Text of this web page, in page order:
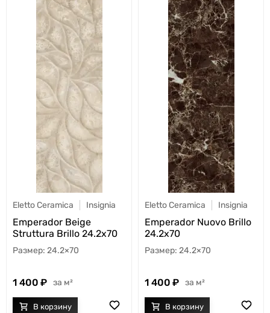
Eletto Ceramica Insignia
Emperador Beige
Struttura Brillo 24.2x70
24.2×70
1 400 м²
Eletto Ceramica Insignia
Emperador Nuovo Brillo
24.2x70
24.2×70
1 400 м²